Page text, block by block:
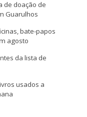
de doação de
Guarulhos
bate-papos
agosto
da lista de
usados a